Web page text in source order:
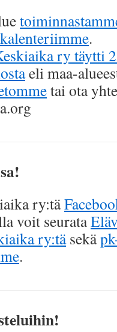
.
ry täytti
eli maa-
tai ota
ry:tä
voit seurata
ry:täsekä
.